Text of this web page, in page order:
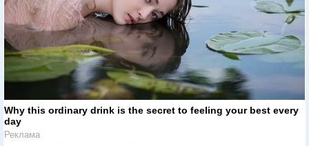
Why this ordinary drink is the secret to feeling your best every
day
Реклама